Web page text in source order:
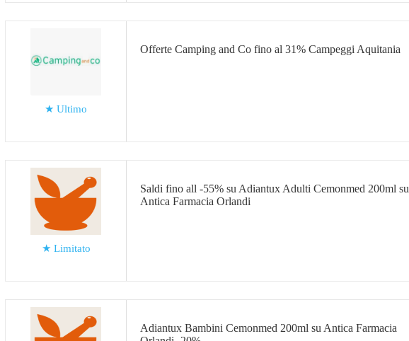
★ Ultimo
Offerte Camping and Co fino al 31% Campeggi Aquitania
★ Limitato
Saldi fino all -55% su Adiantux Adulti Cemonmed 200ml su
Antica Farmacia Orlandi
Adiantux Bambini Cemonmed 200ml su Antica Farmacia